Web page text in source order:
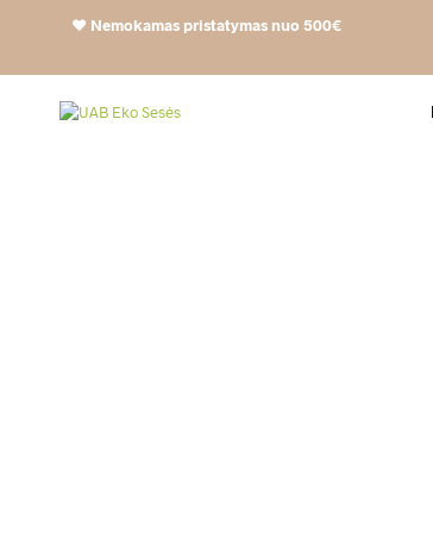
❤️ Nemokamas pristatymas nuo 500€